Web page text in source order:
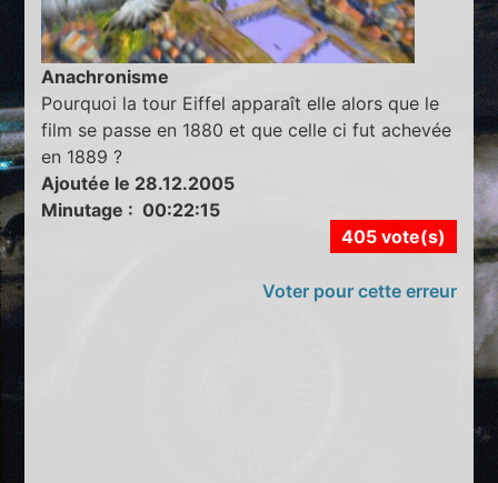
Anachronisme
Pourquoi la tour Eiffel apparaît elle alors que le
film se passe en 1880 et que celle ci fut achevée
en 1889 ?
Ajoutée le 28.12.2005
Minutage : 00:22:15
405 vote(s)
Voter pour cette erreur